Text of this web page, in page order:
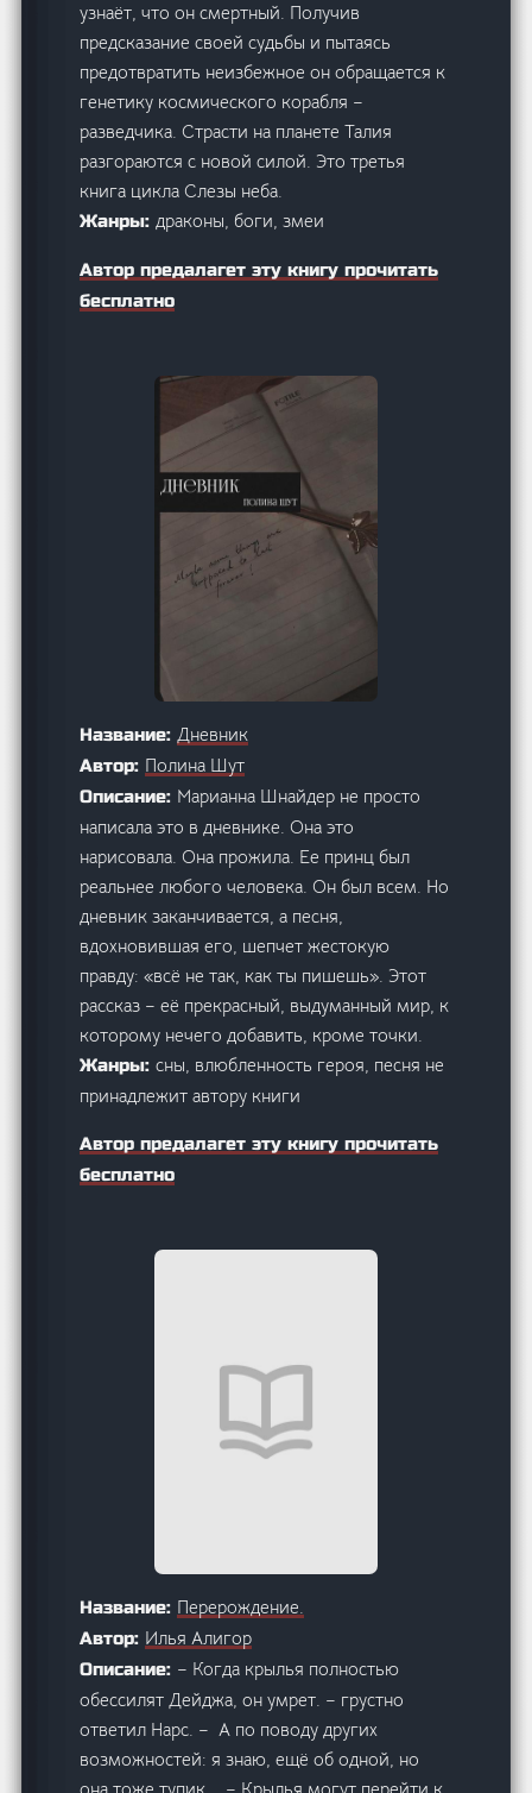
узнаёт, что он смертный. Получив
предсказание своей судьбы и пытаясь
предотвратить неизбежное он обращается к
генетику космического корабля –
разведчика. Страсти на планете Талия
разгораются с новой силой. Это третья
книга цикла Слезы неба.
Жанры:драконы, боги, змеи
Автор предалагет эту книгу прочитать
бесплатно
Название:Дневник
Автор: Полина Шут
Описание: Марианна Шнайдер не просто
написала это в дневнике. Она это
нарисовала. Она прожила. Ее принц был
реальнее любого человека. Он был всем. Но
дневник заканчивается, а песня,
вдохновившая его, шепчет жестокую
правду: «всё не так, как ты пишешь». Этот
рассказ – её прекрасный, выдуманный мир, к
которому нечего добавить, кроме точки.
Жанры:сны, влюбленность героя, песня не
принадлежит автору книги
Автор предалагет эту книгу прочитать
бесплатно
Название: Перерождение.
Автор: Илья Алигор
Описание: – Когда крылья полностью
обессилят Дейджа, он умрет. – грустно
ответил Нарс. – А по поводу других
возможностей: я знаю, ещё об одной, но